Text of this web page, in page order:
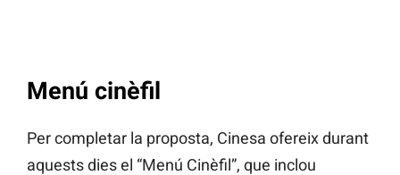
Menú cinèfil
Per completar la proposta, Cinesa ofereix durant
aquests dies el “Menú Cinèfil”, que inclou